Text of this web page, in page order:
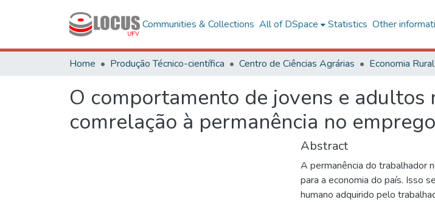
Communities & Collections All of DSpace Statistics Other
Home Produção Técnico-científica Centro de Ciências Agrárias Economia Rural
O comportamento de jovens e
comrelação à permanência no emprego
Abstract
A permanência do trabalhador
para a economia do país. Isso
humano adquirido pelo